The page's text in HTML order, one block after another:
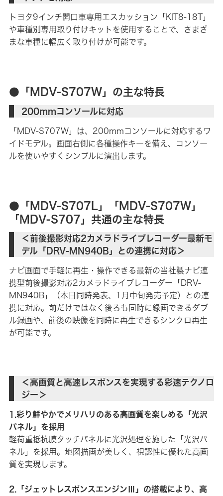
トヨタ9インチ開口車専用エスカッション「KIT8-18T」
や車種別専用取り付けキットを使用することで、さまざ
まな車種に幅広く取り付けが可能です。
●「MDV-S707W」の主な特長
200mmコンソールに対応
「MDV-S707W」は、200mmコンソールに対応するワ
イドモデル。画面右側に各種操作キーを備え、コンソー
ルを使いやすくシンプルに演出します。
●「MDV-S707L」「MDV-S707W」
「MDV-S707」共通の主な特長
＜前後撮影対応2カメラドライブレコーダー最新モ
デル「DRV-MN940B」との連携に対応＞
ナビ画面で手軽に再生・操作できる最新の当社製ナビ連
携型前後撮影対応2カメラドライブレコーダー「DRV-
MN940B」（本日同時発表、1月中旬発売予定）との連
携に対応。前だけではなく後ろも同時に録画できるダブ
ル録画や、前後の映像を同時に再生できるシンクロ再生
が可能です。
＜高画質と高速レスポンスを実現する彩速テクノロ
ジー＞
1.彩り鮮やかでメリハリのある高画質を楽しめる「光沢
パネル」を採用
軽荷重抵抗膜タッチパネルに光沢処理を施した「光沢パ
ネル」を採用。地図描画が美しく、視認性に優れた高画
質を実現します。
2.「ジェットレスポンスエンジンⅢ」の搭載により、高